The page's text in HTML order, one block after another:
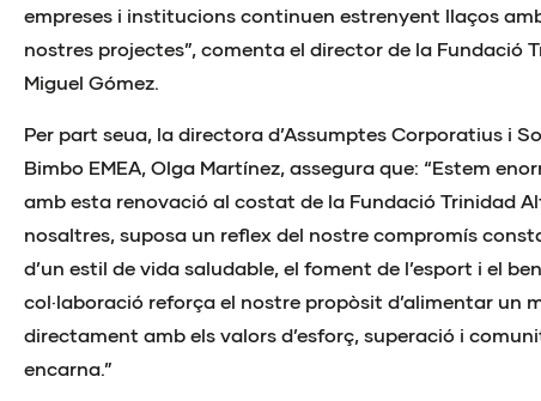
empreses i institucions continuen estrenyent llaços
nostres projectes”, comenta el director de la Fundació
Miguel Gómez.
Per part seua, la directora d’Assumptes Corporatius i
Bimbo EMEA, Olga Martínez, assegura que: “Estem
amb esta renovació al costat de la Fundació Trinidad
nosaltres, suposa un reflex del nostre compromís
d’un estil de vida saludable, el foment de l’esport i el
col·laboració reforça el nostre propòsit d’alimentar un
directament amb els valors d’esforç, superació i
encarna.”